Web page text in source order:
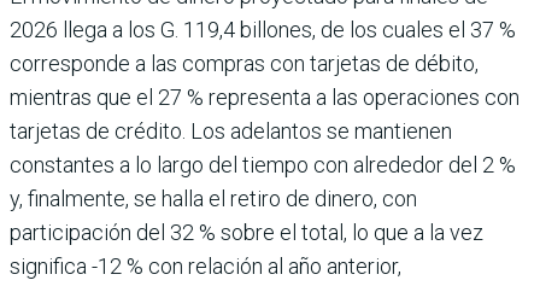
2026 llega a los G. 119,4 billones, de los cuales el 37 %
corres­ponde a las compras con tar­jetas de débito,
mientras que el 27 % representa a las ope­raciones con
tarjetas de cré­dito. Los adelantos se man­tienen
constantes a lo largo del tiempo con alrededor del 2 %
y, finalmente, se halla el retiro de dinero, con
participación del 32 % sobre el total, lo que a la vez
significa -12 % con relación al año ante­rior,